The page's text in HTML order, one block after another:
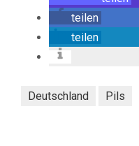
teilen
teilen
Deutschland Pils